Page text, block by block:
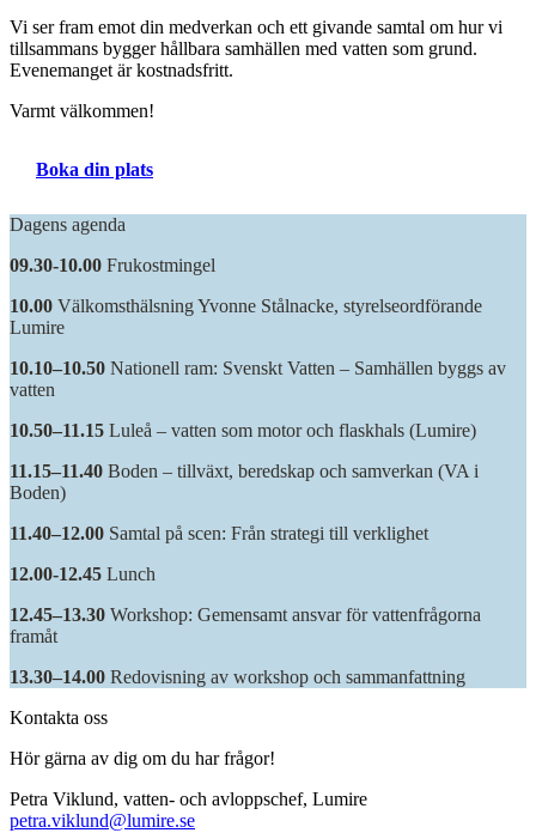
Vi ser fram emot din medverkan och ett givande samtal om hur vi
tillsammans bygger hållbara samhällen med vatten som grund.
Evenemanget är kostnadsfritt.
Varmt välkommen!
Boka din plats
Dagens agenda
09.30-10.00 Frukostmingel
10.00 Välkomsthälsning Yvonne Stålnacke, styrelseordförande
Lumire
10.10–10.50 Nationell ram: Svenskt Vatten – Samhällen byggs av
vatten
10.50–11.15 Luleå – vatten som motor och flaskhals (Lumire)
11.15–11.40 Boden – tillväxt, beredskap och samverkan (VA i
Boden)
11.40–12.00 Samtal på scen: Från strategi till verklighet
12.00-12.45 Lunch
12.45–13.30 Workshop: Gemensamt ansvar för vattenfrågorna
framåt
13.30–14.00 Redovisning av workshop och sammanfattning
Kontakta oss
Hör gärna av dig om du har frågor!
Petra Viklund, vatten- och avloppschef, Lumire
petra.viklund@lumire.se